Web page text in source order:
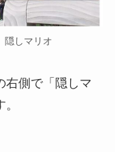
しマリオ
右側で「隠しマ